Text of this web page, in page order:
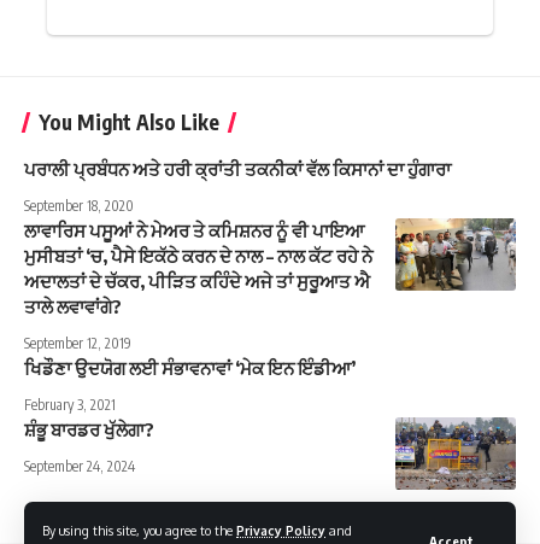
By using this site, you agree to the Privacy Policy and
Accept
You Might Also Like
ਪਰਾਲੀ ਪ੍ਰਬੰਧਨ ਅਤੇ ਹਰੀ ਕ੍ਰਾਂਤੀ ਤਕਨੀਕਾਂ ਵੱਲ ਕਿਸਾਨਾਂ ਦਾ ਹੁੰਗਾਰਾ
September 18, 2020
ਲਾਵਾਰਿਸ ਪਸੂਆਂ ਨੇ ਮੇਅਰ ਤੇ ਕਮਿਸ਼ਨਰ ਨੂੰ ਵੀ ਪਾਇਆ
ਮੁਸੀਬਤਾਂ ‘ਚ, ਪੈਸੇ ਇਕੱਠੇ ਕਰਨ ਦੇ ਨਾਲ – ਨਾਲ ਕੱਟ ਰਹੇ ਨੇ
ਅਦਾਲਤਾਂ ਦੇ ਚੱਕਰ, ਪੀੜਿਤ ਕਹਿੰਦੇ ਅਜੇ ਤਾਂ ਸੁਰੂਆਤ ਐ
ਤਾਲੇ ਲਵਾਵਾਂਗੇ?
September 12, 2019
ਖਿਡੌਣਾ ਉਦਯੋਗ ਲਈ ਸੰਭਾਵਨਾਵਾਂ ‘ਮੇਕ ਇਨ ਇੰਡੀਆ’
February 3, 2021
ਸ਼ੰਭੂ ਬਾਰਡਰ ਖੁੱਲੇਗਾ?
September 24, 2024